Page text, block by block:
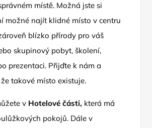
místě. Možná jste si
možné najít klidné místo v centru
blízko přírody pro váš
skupinový pobyt, školení,
prezentaci. Přijďte k nám a
že takové místo existuje.
v Hotelové části, která má
pokojů. Dále v